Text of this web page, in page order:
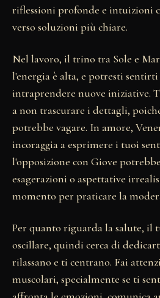
riflessioni profonde e intuizioni
verso soluzioni più chiare.
Nel lavoro, il trino tra Sole e
l'energia è alta, e potresti
intraprendere nuove iniziative.
a non trascurare i dettagli,
potrebbe vagare. In amore,
incoraggia a esprimere i tuoi
l'opposizione con Giove
esagerazioni o aspettative
momento per praticare la
Per quanto riguarda la salute, il
oscillare, quindi cerca di
rilassano e ti centrano. Fai
muscolari, specialmente se ti